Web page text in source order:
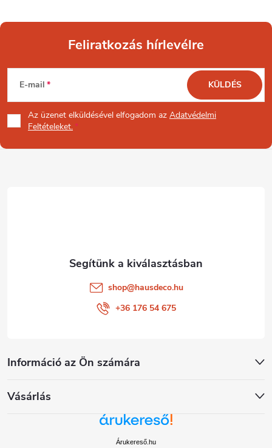
L
á
b
Feliratkozás hírlevélre
E-mail
Az üzenet elküldésével elfogadom az Adatvédelmi
Feltételeket.
KÜLDÉS
Információ az Ön számára
Vásárlás
shop@hausdeco.hu
+36 176 54 675
Árukereső.hu